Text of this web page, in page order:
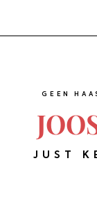
GEEN
JUST